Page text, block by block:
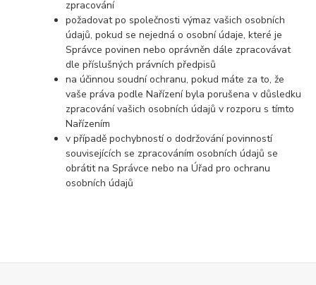
zpracování
požadovat po společnosti výmaz vašich osobních
údajů, pokud se nejedná o osobní údaje, které je
Správce povinen nebo oprávněn dále zpracovávat
dle příslušných právních předpisů
na účinnou soudní ochranu, pokud máte za to, že
vaše práva podle Nařízení byla porušena v důsledku
zpracování vašich osobních údajů v rozporu s tímto
Nařízením
v případě pochybností o dodržování povinností
souvisejících se zpracováním osobních údajů se
obrátit na Správce nebo na Úřad pro ochranu
osobních údajů